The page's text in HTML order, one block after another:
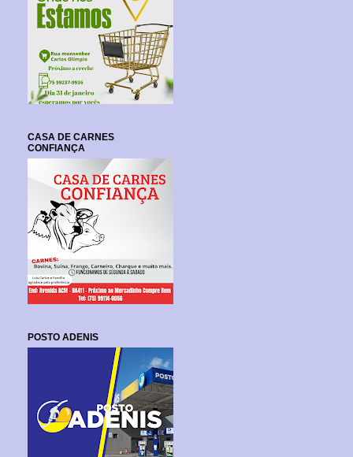
CASA DE CARNES
CONFIANÇA
POSTO ADENIS